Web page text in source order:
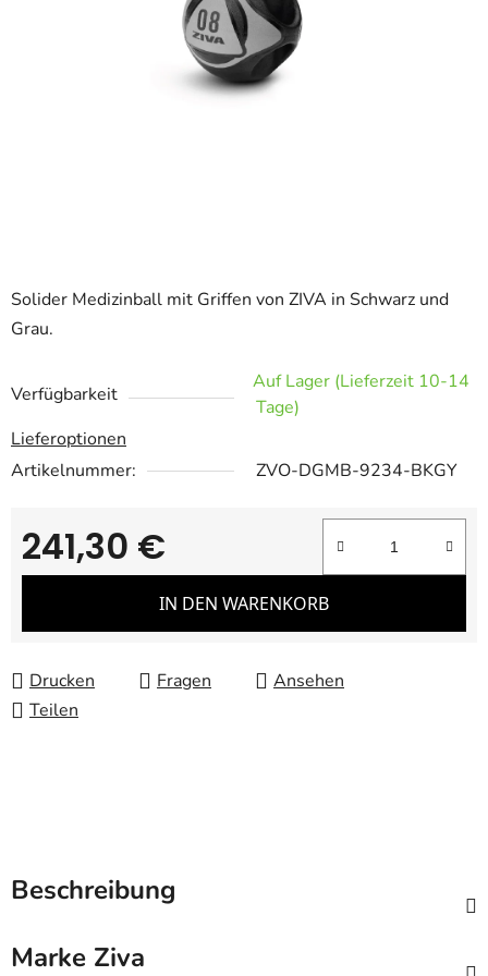
Solider Medizinball mit Griffen von ZIVA in Schwarz und
Grau.
Verfügbarkeit
Auf Lager (Lieferzeit 10-14
Tage)
Lieferoptionen
Artikelnummer:
ZVO-DGMB-9234-BKGY
241,30 €
Verkaufspreis:
IN DEN WARENKORB
Drucken Fragen
Ansehen
Teilen
Beschreibung
Marke Ziva